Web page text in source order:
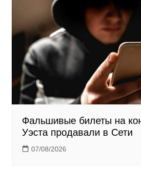
i
k
i
Фальшивые билеты на
Уэста продавали в Сети
07/08/2026